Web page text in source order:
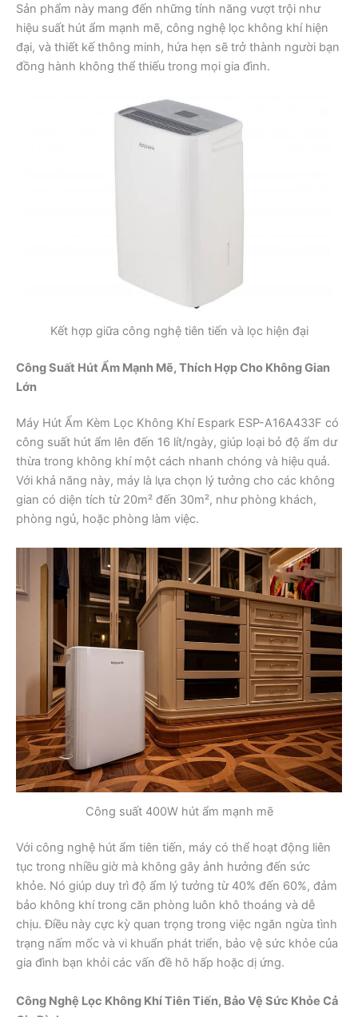
Sản phẩm này mang đến những tính năng vượt trội như
hiệu suất hút ẩm mạnh mẽ, công nghệ lọc không khí hiện
đại, và thiết kế thông minh, hứa hẹn sẽ trở thành người bạn
đồng hành không thể thiếu trong mọi gia đình.
Kết hợp giữa công nghệ tiên tiến và lọc hiện đại
Công Suất Hút Ẩm Mạnh Mẽ, Thích Hợp Cho Không Gian
Lớn
Máy Hút Ẩm Kèm Lọc Không Khí Espark ESP-A16A433F có
công suất hút ẩm lên đến 16 lít/ngày, giúp loại bỏ độ ẩm dư
thừa trong không khí một cách nhanh chóng và hiệu quả.
Với khả năng này, máy là lựa chọn lý tưởng cho các không
gian có diện tích từ 20m² đến 30m², như phòng khách,
phòng ngủ, hoặc phòng làm việc.
Công suất 400W hút ẩm mạnh mẽ
Với công nghệ hút ẩm tiên tiến, máy có thể hoạt động liên
tục trong nhiều giờ mà không gây ảnh hưởng đến sức
khỏe. Nó giúp duy trì độ ẩm lý tưởng từ 40% đến 60%, đảm
bảo không khí trong căn phòng luôn khô thoáng và dễ
chịu. Điều này cực kỳ quan trọng trong việc ngăn ngừa tình
trạng nấm mốc và vi khuẩn phát triển, bảo vệ sức khỏe của
gia đình bạn khỏi các vấn đề hô hấp hoặc dị ứng.
Công Nghệ Lọc Không Khí Tiên Tiến, Bảo Vệ Sức Khỏe Cả